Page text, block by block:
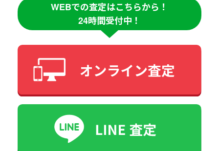
WEBでの査定はこちらから！
24時間受付中！